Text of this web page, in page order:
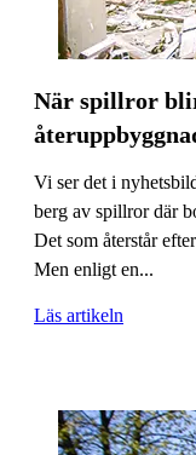
När spillror
Vi ser det i
berg av spillror där
Det som återstår
Men enligt en...
Läs artikeln